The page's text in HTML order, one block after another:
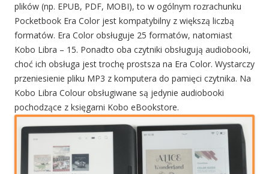
plików (np. EPUB, PDF, MOBI), to w ogólnym rozrachunku
Pocketbook Era Color jest kompatybilny z większą liczbą
formatów. Era Color obsługuje 25 formatów, natomiast
Kobo Libra – 15. Ponadto oba czytniki obsługują audiobooki,
choć ich obsługa jest trochę prostsza na Era Color. Wystarczy
przeniesienie pliku MP3 z komputera do pamięci czytnika. Na
Kobo Libra Colour obsługiwane są jedynie audiobooki
pochodzące z księgarni Kobo eBookstore.